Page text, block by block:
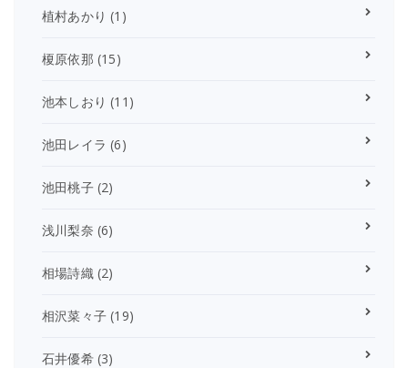
植村あかり (1)
榎原依那 (15)
池本しおり (11)
池田レイラ (6)
池田桃子(2)
浅川梨奈 (6)
相場詩織(2)
相沢菜々子 (19)
石井優希(3)